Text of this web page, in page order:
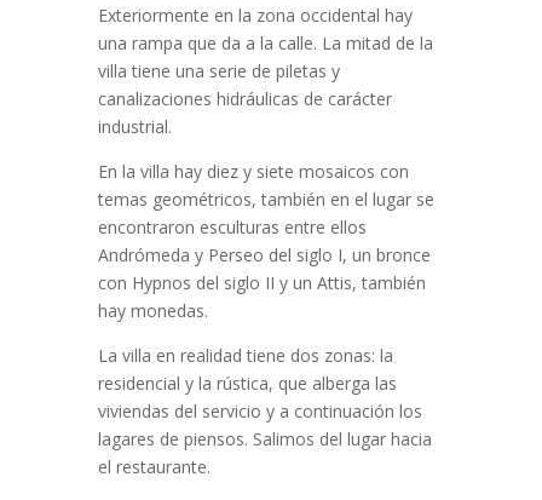
Exteriormente en la zona occidental hay
una rampa que da a la calle. La mitad de la
villa tiene una serie de piletas y
canalizaciones hidráulicas de carácter
industrial.
En la villa hay diez y siete mosaicos con
temas geométricos, también en el lugar se
encontraron esculturas entre ellos
Andrómeda y Perseo del siglo I, un bronce
con Hypnos del siglo II y un Attis, también
hay monedas.
La villa en realidad tiene dos zonas: la
residencial y la rústica, que alberga las
viviendas del servicio y a continuación los
lagares de piensos. Salimos del lugar hacia
el restaurante.